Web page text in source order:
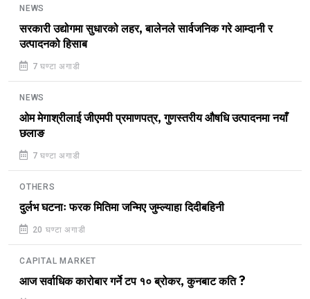
NEWS
सरकारी उद्योगमा सुधारको लहर, बालेनले सार्वजनिक गरे आम्दानी र
उत्पादनको हिसाब
7 घण्टा अगाडी
NEWS
ओम मेगाश्रीलाई जीएमपी प्रमाणपत्र, गुणस्तरीय औषधि उत्पादनमा नयाँ
छलाङ
7 घण्टा अगाडी
OTHERS
दुर्लभ घटनाः फरक मितिमा जन्मिए जुम्ल्याहा दिदीबहिनी
20 घण्टा अगाडी
CAPITAL MARKET
आज सर्वाधिक कारोबार गर्ने टप १० ब्रोकर, कुनबाट कति ?